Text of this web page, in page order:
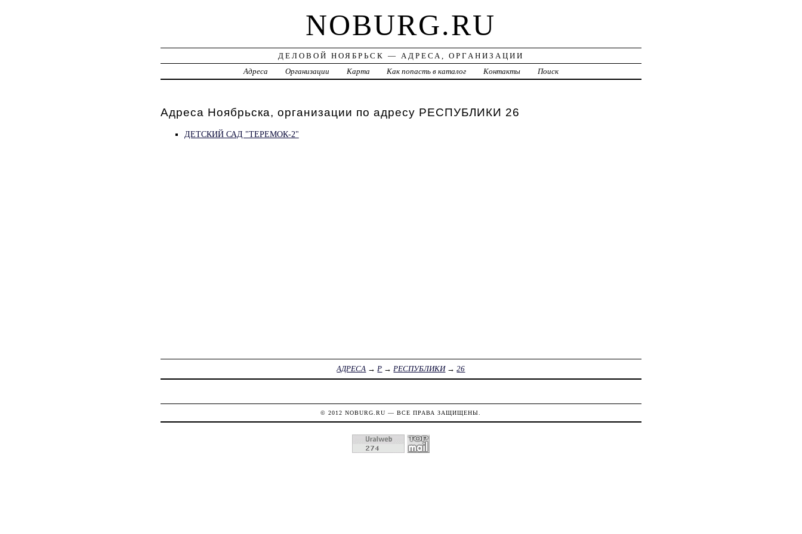
NOBURG.RU
ДЕЛОВОЙ НОЯБРЬСК — АДРЕСА, ОРГАНИЗАЦИИ
Адреса
Организации Карта Как попасть в каталог Контакты Поиск
Адреса Ноябрьска, организации по адресу РЕСПУБЛИКИ 26
ДЕТСКИЙ САД "ТЕРЕМОК-2"
АДРЕСА →Р →РЕСПУБЛИКИ→26
© 2012NOBURG.RU — ВСЕ ПРАВА ЗАЩИЩЕНЫ.